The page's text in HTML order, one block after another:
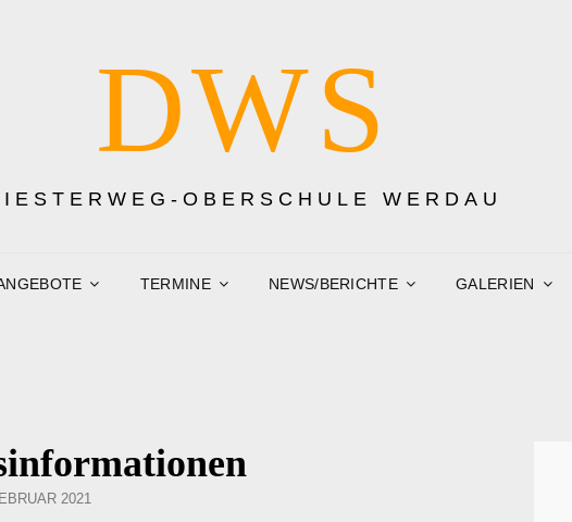
DWS
OBERSCHULE WERDAU
TERMINE NEWS/BERICHTE GALERIEN
2021